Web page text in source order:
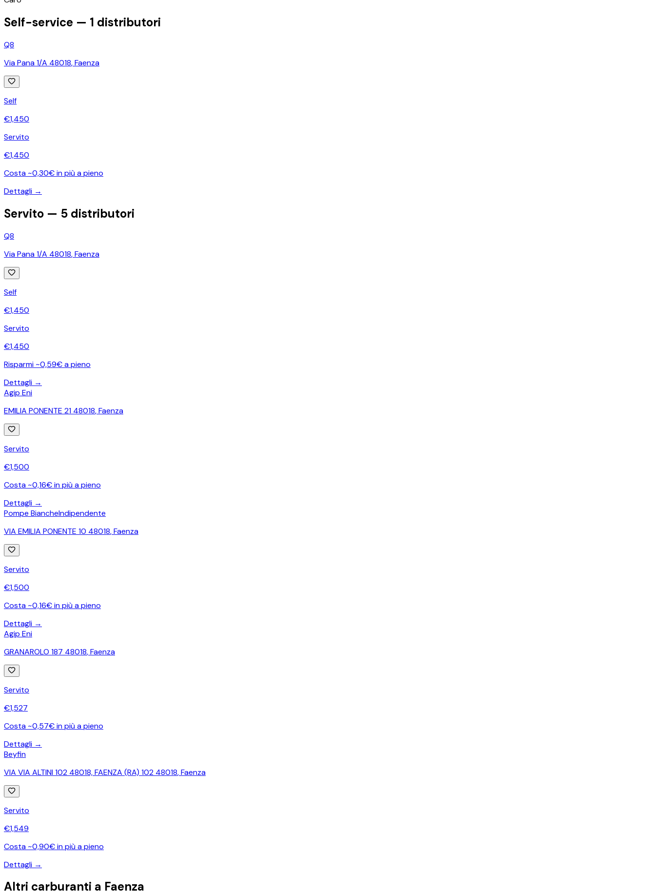
Self-service — 1 distributori
Q8
Via Pana 1/A 48018,Faenza
Self
€1,450
Servito
€1,450
Costa ~0,30€ in più a pieno
Dettagli →
Servito — 5 distributori
Q8
Via Pana 1/A 48018,Faenza
Self
€1,450
Servito
€1,450
Risparmi ~0,59€ a pieno
Dettagli →
Agip Eni
EMILIA PONENTE 21 48018,Faenza
Servito
€1,500
Costa ~0,16€ in più a pieno
Dettagli →
Pompe BiancheIndipendente
VIA EMILIA PONENTE 10 48018,Faenza
Servito
€1,500
Costa ~0,16€ in più a pieno
Dettagli →
Agip Eni
GRANAROLO 187 48018,Faenza
Servito
€1,527
Costa ~0,57€ in più a pieno
Dettagli →
Beyfin
VIA VIA ALTINI 102 48018, FAENZA (RA) 102 48018,Faenza
Servito
€1,549
Costa ~0,90€ in più a pieno
Dettagli →
Altri carburanti a Faenza